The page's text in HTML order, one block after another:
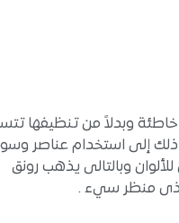
وبدلاً من تنظيفها
ذلك إلى استخدام عناصر
وبالتالى يذهب رونق
وذى منظر سيء .